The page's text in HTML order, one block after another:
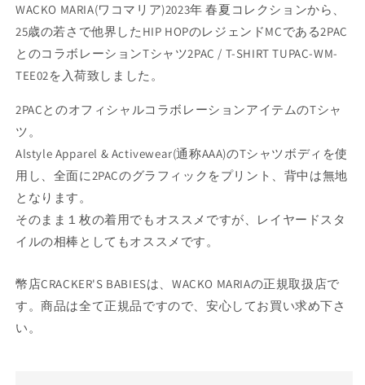
WACKO MARIA(ワコマリア)2023年 春夏コレクションから、
25歳の若さで他界したHIP HOPのレジェンドMCである2PAC
とのコラボレーションTシャツ2PAC / T-SHIRT TUPAC-WM-
TEE02を入荷致しました。
2PACとのオフィシャルコラボレーションアイテムのTシャ
ツ。
Alstyle Apparel & Activewear(通称AAA)のTシャツボディを使
用し、全面に2PACのグラフィックをプリント、背中は無地
となります。
そのまま１枚の着用でもオススメですが、レイヤードスタ
イルの相棒としてもオススメです。
幣店CRACKER'S BABIESは、WACKO MARIAの正規取扱店で
す。商品は全て正規品ですので、安心してお買い求め下さ
い。